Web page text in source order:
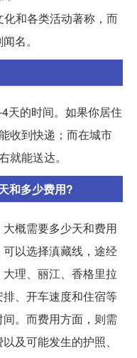
和各类活动著称，而
名。
天的时间。如果你居住
收到快递；而在城市
就能送达。
和多少费用?
概需要多少天和费用
以选择滇藏线，途经
理、丽江、香格里拉
、开车速度和住宿等
。而费用方面，则需
及可能发生的护照、